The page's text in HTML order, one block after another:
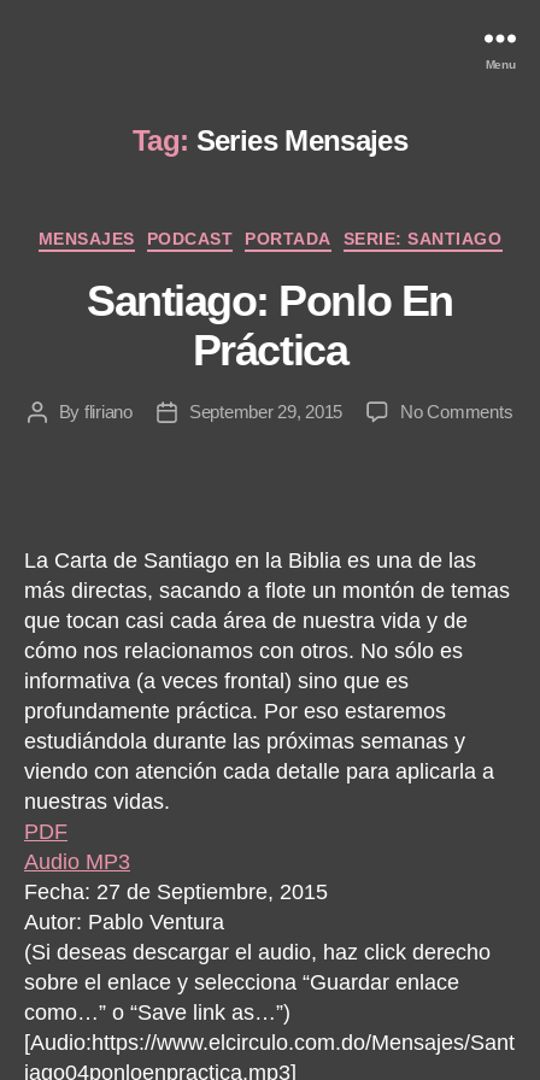
Menu
Tag: Series Mensajes
Categories
MENSAJES PODCAST PORTADA SERIE: SANTIAGO
Santiago: Ponlo En
Práctica
PostBy fliriano
PostSeptember 29, 2015 No Commentson
La Carta de Santiago en la Biblia es una de las
más directas, sacando a flote un montón de temas
que tocan casi cada área de nuestra vida y de
cómo nos relacionamos con otros. No sólo es
informativa (a veces frontal) sino que es
profundamente práctica. Por eso estaremos
estudiándola durante las próximas semanas y
viendo con atención cada detalle para aplicarla a
nuestras vidas.
PDF
Audio MP3
Fecha: 27 de Septiembre, 2015
Autor: Pablo Ventura
(Si deseas descargar el audio, haz click derecho
sobre el enlace y selecciona “Guardar enlace
como…” o “Save link as…”)
[Audio:https://www.elcirculo.com.do/Mensajes/Sant
iago04ponloenpractica.mp3]